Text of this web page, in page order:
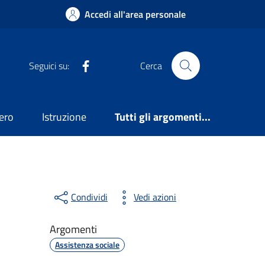
Accedi all'area personale
Seguici su: Cerca
Istruzione Tutti gli argomenti...
Condividi Vedi azioni
Argomenti
Assistenza sociale